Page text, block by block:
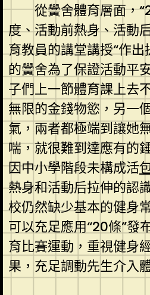
從黌舍體育層面，
度、活動前熱身、活動
育教員的講堂講授“作出
的黌舍為了保證活動平
子們上一節體育課上去
無限的金錢物慾，另一
氣，兩者都極端到讓她
喘，就很難到達應有的
因中小學階段未構成活
熱身和活動后拉伸的認
校仍然缺少基本的健身
可以充足應用“20條”發
育比賽運動，重視健身
果，充足調動先生介入